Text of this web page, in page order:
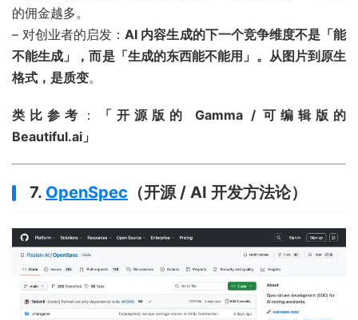
的佣金越多。
– 对创业者的启发：AI 内容生成的下一个竞争维度不是「能
不能生成」，而是「生成的东西能不能用」。从图片到原生
格式，是质变。
类比参考 ：
「开源版的 Gamma / 可编辑版的
Beautiful.ai」
7. OpenSpec （开源 / AI 开发方法论）